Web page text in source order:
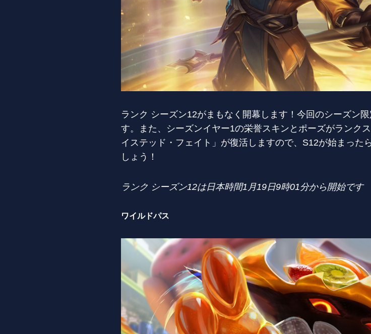
ランク シーズン12がまもなく開幕します！今回のシーズン
す。また、シーズンイヤー1の栄誉スキンとポーズがランク
イステッド・フェイト」が復活しますので、S12が始まった
しょう！
ランク シーズン12は日本時間1月19日9時01分から開始です
ワイルドパス